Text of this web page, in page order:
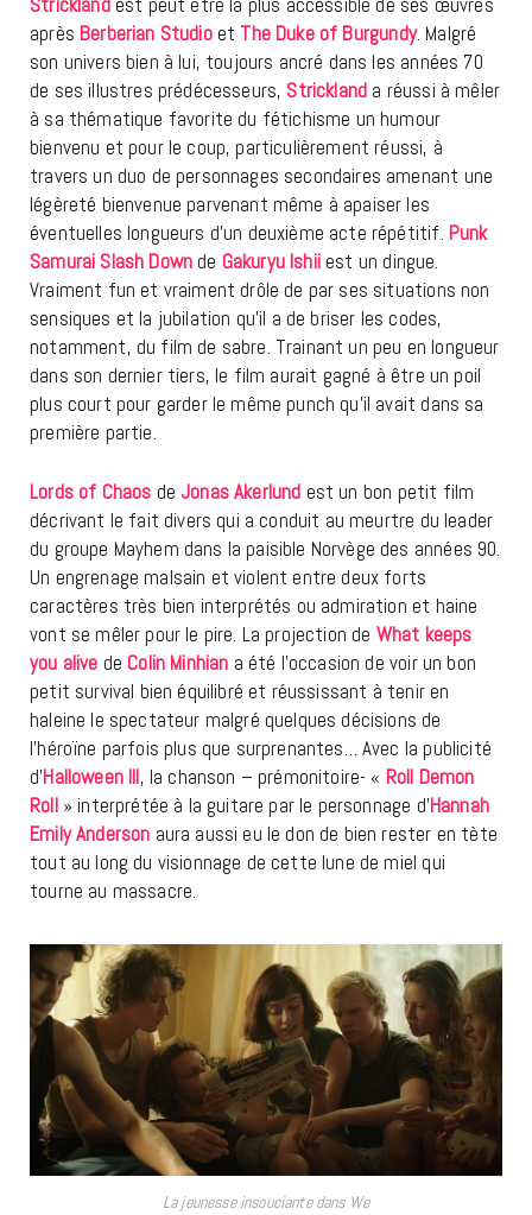
après Berberian Studioet The Duke of Burgundy. Malgré
son univers bien à lui, toujours ancré dans les années 70
de ses illustres prédécesseurs, Strickland a réussi à mêler
à sa thématique favorite du fétichisme un humour
bienvenu et pour le coup, particulièrement réussi, à
travers un duo de personnages secondaires amenant une
légèreté bienvenue parvenant même à apaiser les
éventuelles longueurs d’un deuxième acte répétitif. Punk
Samurai Slash Down de Gakuryu Ishii est un dingue.
Vraiment fun et vraiment drôle de par ses situations non
sensiques et la jubilation qu’il a de briser les codes,
notamment, du film de sabre. Trainant un peu en longueur
dans son dernier tiers, le film aurait gagné à être un poil
plus court pour garder le même punch qu’il avait dans sa
première partie.
Lords of Chaos de Jonas Akerlund est un bon petit film
décrivant le fait divers qui a conduit au meurtre du leader
du groupe Mayhem dans la paisible Norvège des années 90.
Un engrenage malsain et violent entre deux forts
caractères très bien interprétés ou admiration et haine
vont se mêler pour le pire. La projection de What keeps
you alive de Colin Minhian a été l’occasion de voir un bon
petit survival bien équilibré et réussissant à tenir en
haleine le spectateur malgré quelques décisions de
l’héroïne parfois plus que surprenantes… Avec la publicité
d’Halloween III, la chanson – prémonitoire- « Roll Demon
Roll» interprétée à la guitare par le personnage d’Hannah
Emily Anderson aura aussi eu le don de bien rester en tète
tout au long du visionnage de cette lune de miel qui
tourne au massacre.
La jeunesse insouciante dans We